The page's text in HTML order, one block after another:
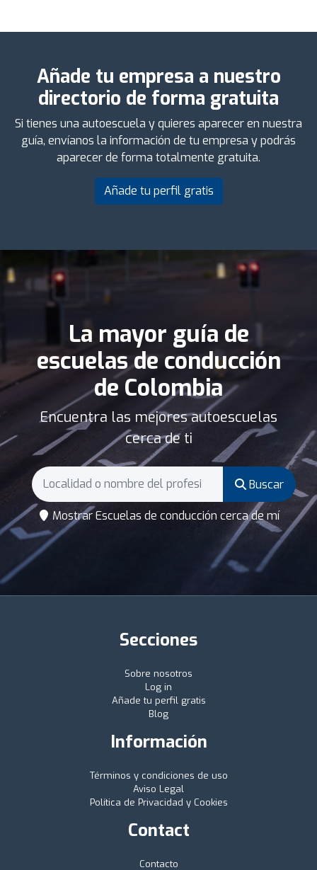
Añade tu empresa a nuestro
directorio de forma gratuita
Si tienes una autoescuela y quieres aparecer en nuestra
guía, envíanos la información de tu empresa y podrás
aparecer de forma totalmente gratuita.
Añade tu perfil gratis
La mayor guía de
escuelas de conducción
de Colombia
Encuentra las mejores autoescuelas
cerca de ti
Buscar
Mostrar Escuelas de conducción cerca de mí
Secciones
Sobre nosotros
Log in
Añade tu perfil gratis
Blog
Información
Términos y condiciones de uso
Aviso Legal
Política de Privacidad y Cookies
Contact
Contacto